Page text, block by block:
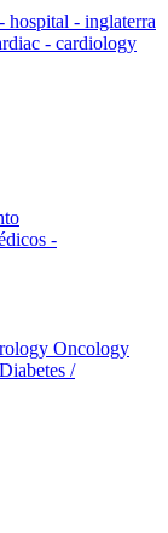
hospital - inglaterra
- cardiology
-
Oncology
/